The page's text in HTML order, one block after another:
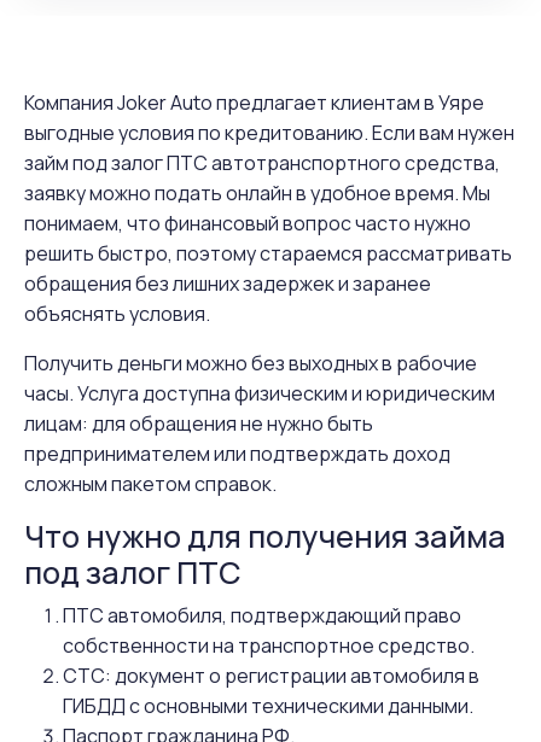
Компания Joker Auto предлагает клиентам в Уяре
выгодные условия по кредитованию. Если вам нужен
займ под залог ПТС автотранспортного средства,
заявку можно подать онлайн в удобное время. Мы
понимаем, что финансовый вопрос часто нужно
решить быстро, поэтому стараемся рассматривать
обращения без лишних задержек и заранее
объяснять условия.
Получить деньги можно без выходных в рабочие
часы. Услуга доступна физическим и юридическим
лицам: для обращения не нужно быть
предпринимателем или подтверждать доход
сложным пакетом справок.
Что нужно для получения займа
под залог ПТС
ПТС автомобиля, подтверждающий право
собственности на транспортное средство.
СТС: документ о регистрации автомобиля в
ГИБДД с основными техническими данными.
Паспорт гражданина РФ.